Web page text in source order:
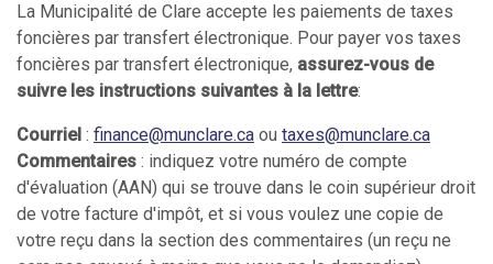
La Municipalité de Clare accepte les paiements de taxes
foncières par transfert électronique. Pour payer vos taxes
foncières par transfert électronique, assurez-vous de
suivre les instructions suivantes à la lettre:
Courriel : finance@munclare.ca ou taxes@munclare.ca
Commentaires : indiquez votre numéro de compte
d'évaluation (AAN) qui se trouve dans le coin supérieur droit
de votre facture d'impôt, et si vous voulez une copie de
votre reçu dans la section des commentaires (un reçu ne